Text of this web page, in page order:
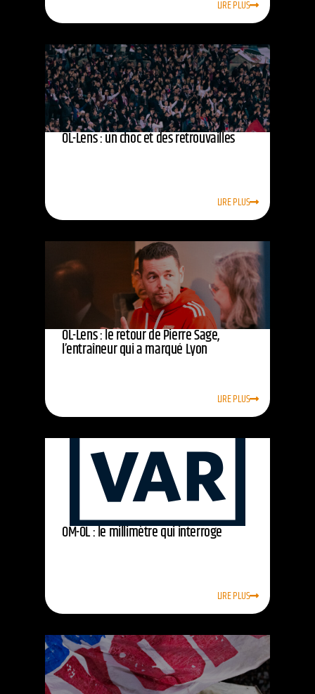
LIRE PLUS
OL-Lens : un choc et des retrouvailles
LIRE PLUS
OL-Lens : le retour de Pierre Sage,
l’entraîneur qui a marqué Lyon
LIRE PLUS
OM-OL : le millimètre qui interroge
LIRE PLUS